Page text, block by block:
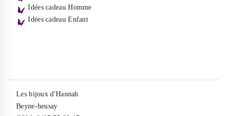
Idées cadeau Homme
Idées cadeau Enfant
Les bijoux d'Hannah
Beyne-heusay